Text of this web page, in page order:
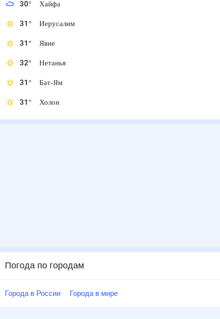
30° Хайфа
31° Иерусалим
31° Явне
32° Нетанья
31° Бат-Ям
31° Холон
Погода по городам
Города в России Города в мире